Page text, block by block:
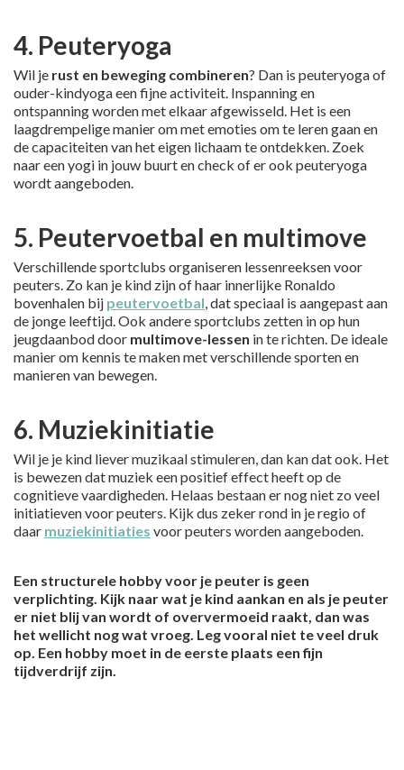
4. Peuteryoga
Wil je rust en beweging combineren? Dan is peuteryoga of
ouder-kindyoga een fijne activiteit. Inspanning en
ontspanning worden met elkaar afgewisseld. Het is een
laagdrempelige manier om met emoties om te leren gaan en
de capaciteiten van het eigen lichaam te ontdekken. Zoek
naar een yogi in jouw buurt en check of er ook peuteryoga
wordt aangeboden.
5. Peutervoetbal en multimove
Verschillende sportclubs organiseren lessenreeksen voor
peuters. Zo kan je kind zijn of haar innerlijke Ronaldo
bovenhalen bij peutervoetbal , dat speciaal is aangepast aan
de jonge leeftijd. Ook andere sportclubs zetten in op hun
jeugdaanbod door multimove-lessen in te richten. De ideale
manier om kennis te maken met verschillende sporten en
manieren van bewegen.
6. Muziekinitiatie
Wil je je kind liever muzikaal stimuleren, dan kan dat ook. Het
is bewezen dat muziek een positief effect heeft op de
cognitieve vaardigheden. Helaas bestaan er nog niet zo veel
initiatieven voor peuters. Kijk dus zeker rond in je regio of
daar muziekinitiaties voor peuters worden aangeboden.
Een structurele hobby voor je peuter is geen
verplichting. Kijk naar wat je kind aankan en als je peuter
er niet blij van wordt of oververmoeid raakt, dan was
het wellicht nog wat vroeg. Leg vooral niet te veel druk
op. Een hobby moet in de eerste plaats een fijn
tijdverdrijf zijn.